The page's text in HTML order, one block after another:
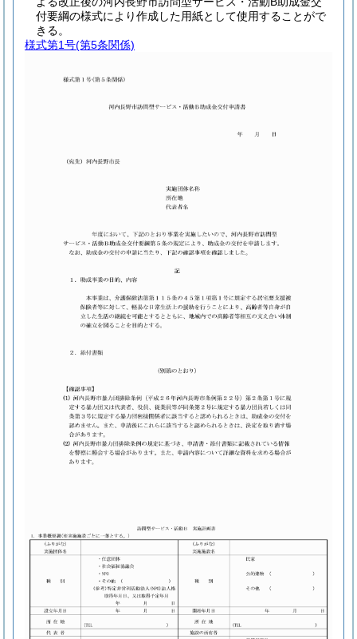
付要綱の様式により作成した用紙として使用することがで
きる。
様式第1号(第5条関係)